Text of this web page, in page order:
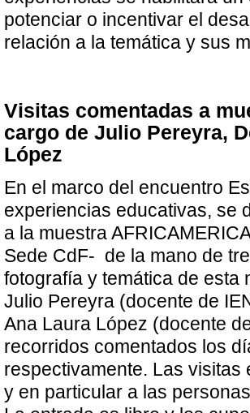
potenciar o incentivar el
relación a la temática y sus
Visitas comentadas a
cargo de Julio Pereyra,
López
En el marco del encuentro
experiencias educativas, se
a la muestra
Sede CdF- de la mano de
fotografía y temática de esta
Julio Pereyra (docente de
Ana Laura López (docente
recorridos comentados los
respectivamente. Las
y en particular a las